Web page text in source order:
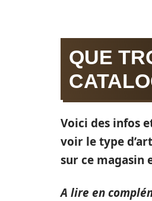
QUE
Voici des infos
voir le type
sur ce magasin
A lire en